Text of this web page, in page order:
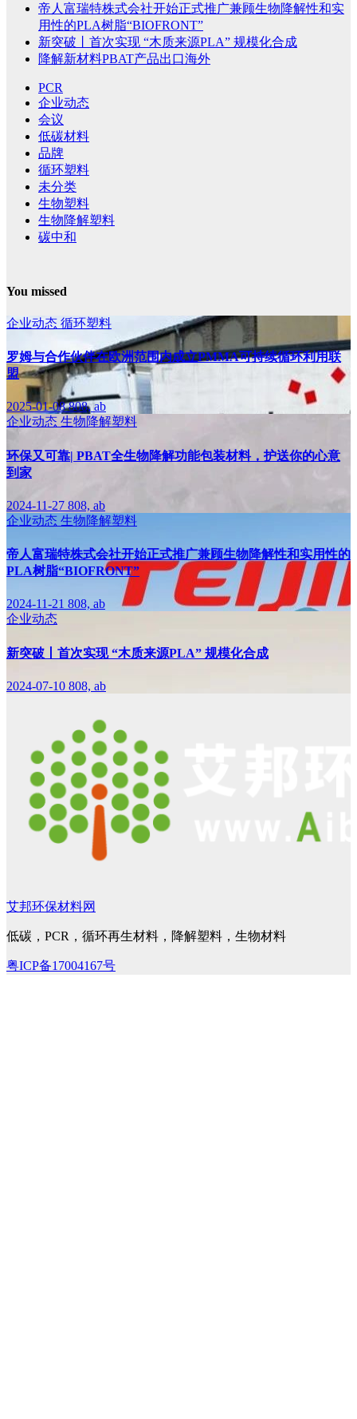
帝人富瑞特株式会社开始正式推广兼顾生物降解性和实
用性的PLA树脂“BIOFRONT”
新突破丨首次实现 “木质来源PLA” 规模化合成
降解新材料PBAT产品出口海外
PCR
企业动态
会议
低碳材料
品牌
循环塑料
未分类
生物塑料
生物降解塑料
碳中和
You missed
企业动态 循环塑料
罗姆与合作伙伴在欧洲范围内成立PMMA可持续循环利用联
盟
2025-01-08808, ab
企业动态 生物降解塑料
环保又可靠| PBAT全生物降解功能包装材料，护送你的心意
到家
2024-11-27 808, ab
企业动态 生物降解塑料
帝人富瑞特株式会社开始正式推广兼顾生物降解性和实用性的
PLA树脂“BIOFRONT”
2024-11-21 808, ab
企业动态
新突破丨首次实现 “木质来源PLA” 规模化合成
2024-07-10 808, ab
艾邦环保材料网
低碳，PCR，循环再生材料，降解塑料，生物材料
粤ICP备17004167号